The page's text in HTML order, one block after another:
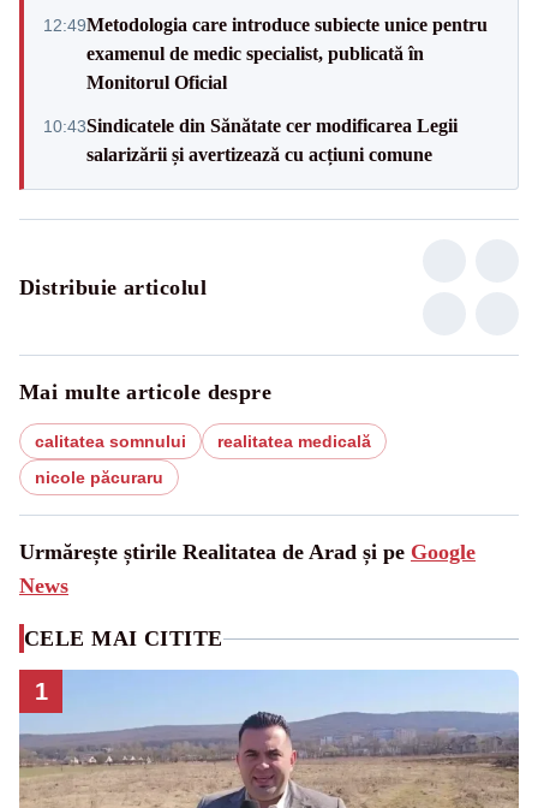
12:49Metodologia care introduce subiecte unice pentru
examenul de medic specialist, publicată în
Monitorul Oficial
10:43Sindicatele din Sănătate cer modificarea Legii
salarizării și avertizează cu acțiuni comune
Distribuie articolul
Mai multe articole despre
calitatea somnului
realitatea medicală
nicole păcuraru
Urmărește știrile Realitatea de Arad și pe Google
News
CELE MAI CITITE
1